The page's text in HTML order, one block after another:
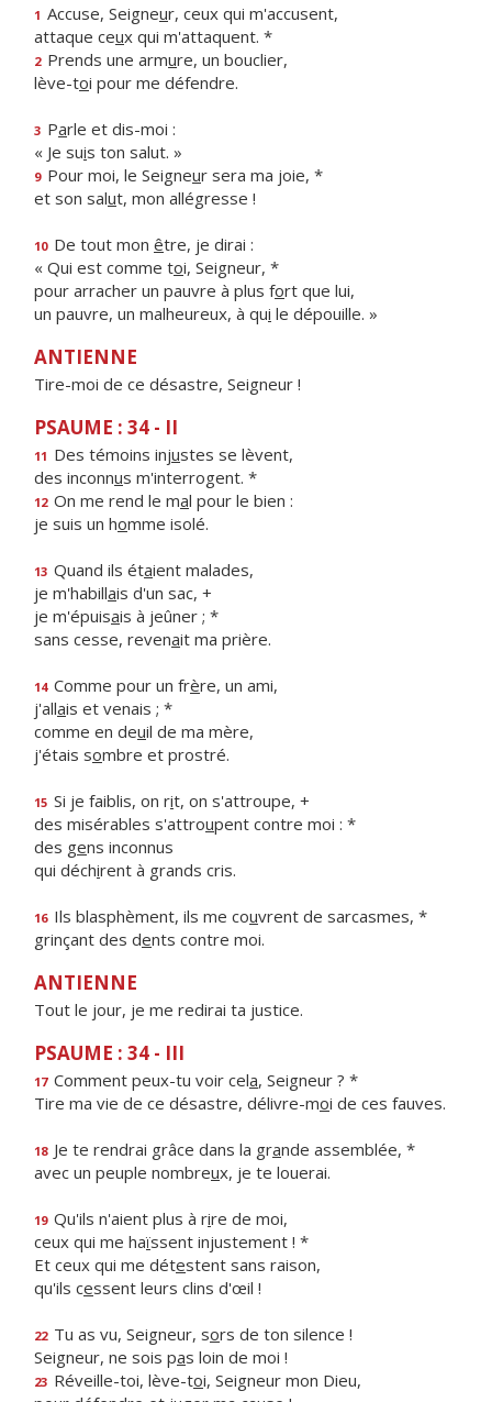
1 Accuse, Seigneur, ceux qui m'accusent,
attaque ceux qui m'attaquent. *
2 Prends une armure, un bouclier,
lève-toi pour me défendre.
3 Parle et dis-moi :
« Je suis ton salut. »
9 Pour moi, le Seigneur sera ma joie, *
et son salut, mon allégresse !
10 De tout mon être, je dirai :
« Qui est comme toi, Seigneur, *
pour arracher un pauvre à plus fort que lui,
un pauvre, un malheureux, à qui le dépouille. »
ANTIENNE
Tire-moi de ce désastre, Seigneur !
PSAUME : 34 - II
11 Des témoins injustes se lèvent,
des inconnus m'interrogent. *
12 On me rend le mal pour le bien :
je suis un homme isolé.
13 Quand ils étaient malades,
je m'habillais d'un sac, +
je m'épuisais à jeûner ; *
sans cesse, revenait ma prière.
14 Comme pour un frère, un ami,
j'allais et venais ; *
comme en deuil de ma mère,
j'étais sombre et prostré.
15 Si je faiblis, on rit, on s'attroupe, +
des misérables s'attroupent contre moi : *
des gens inconnus
qui déchirent à grands cris.
16 Ils blasphèment, ils me couvrent de sarcasmes, *
grinçant des dents contre moi.
ANTIENNE
Tout le jour, je me redirai ta justice.
PSAUME : 34 - III
17 Comment peux-tu voir cela, Seigneur ? *
Tire ma vie de ce désastre, délivre-moi de ces fauves.
18 Je te rendrai grâce dans la grande assemblée, *
avec un peuple nombreux, je te louerai.
19 Qu'ils n'aient plus à rire de moi,
ceux qui me haïssent injustement ! *
Et ceux qui me détestent sans raison,
qu'ils cessent leurs clins d'œil !
22 Tu as vu, Seigneur, sors de ton silence !
Seigneur, ne sois pas loin de moi !
23 Réveille-toi, lève-toi, Seigneur mon Dieu,